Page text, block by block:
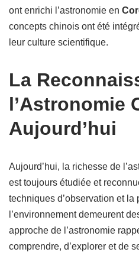
ont enrichi l’astronomie en
concepts chinois ont été
leur culture scientifique.
La
l’Astronomie
Aujourd’hui
Aujourd’hui, la richesse de
est toujours étudiée et
techniques d’observation et la
l’environnement demeurent
approche de l’astronomie
comprendre, d’explorer et de